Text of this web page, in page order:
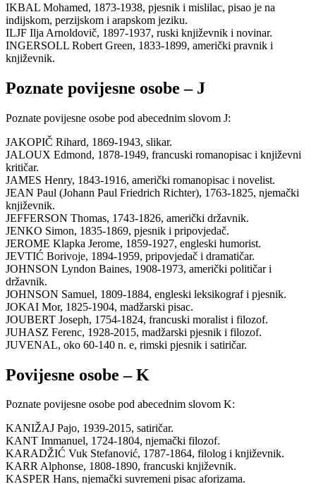
IKBAL Mohamed, 1873-1938, pjesnik i mislilac, pisao je na
indijskom, perzijskom i arapskom jeziku.
ILJF Ilja Arnoldovič, 1897-1937, ruski književnik i novinar.
INGERSOLL Robert Green, 1833-1899, američki pravnik i
književnik.
Poznate povijesne osobe – J
Poznate povijesne osobe pod abecednim slovom J:
JAKOPIČ Rihard, 1869-1943, slikar.
JALOUX Edmond, 1878-1949, francuski romanopisac i književni
kritičar.
JAMES Henry, 1843-1916, američki romanopisac i novelist.
JEAN Paul (Johann Paul Friedrich Richter), 1763-1825, njemački
književnik.
JEFFERSON Thomas, 1743-1826, američki državnik.
JENKO Simon, 1835-1869, pjesnik i pripovjedač.
JEROME Klapka Jerome, 1859-1927, engleski humorist.
JEVTIĆ Borivoje, 1894-1959, pripovjedač i dramatičar.
JOHNSON Lyndon Baines, 1908-1973, američki političar i
državnik.
JOHNSON Samuel, 1809-1884, engleski leksikograf i pjesnik.
JOKAI Mor, 1825-1904, madžarski pisac.
JOUBERT Joseph, 1754-1824, francuski moralist i filozof.
JUHASZ Ferenc, 1928-2015, madžarski pjesnik i filozof.
JUVENAL, oko 60-140 n. e, rimski pjesnik i satiričar.
Povijesne osobe – K
Poznate povijesne osobe pod abecednim slovom K:
KANIŽAJ Pajo, 1939-2015, satiričar.
KANT Immanuel, 1724-1804, njemački filozof.
KARADŽIĆ Vuk Stefanović, 1787-1864, filolog i književnik.
KARR Alphonse, 1808-1890, francuski književnik.
KASPER Hans, njemački suvremeni pisac aforizama.